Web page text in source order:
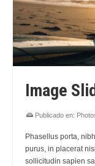
Image
Publicado en:
Phasellus porta,
purus, in placerat
sollicitudin sapien